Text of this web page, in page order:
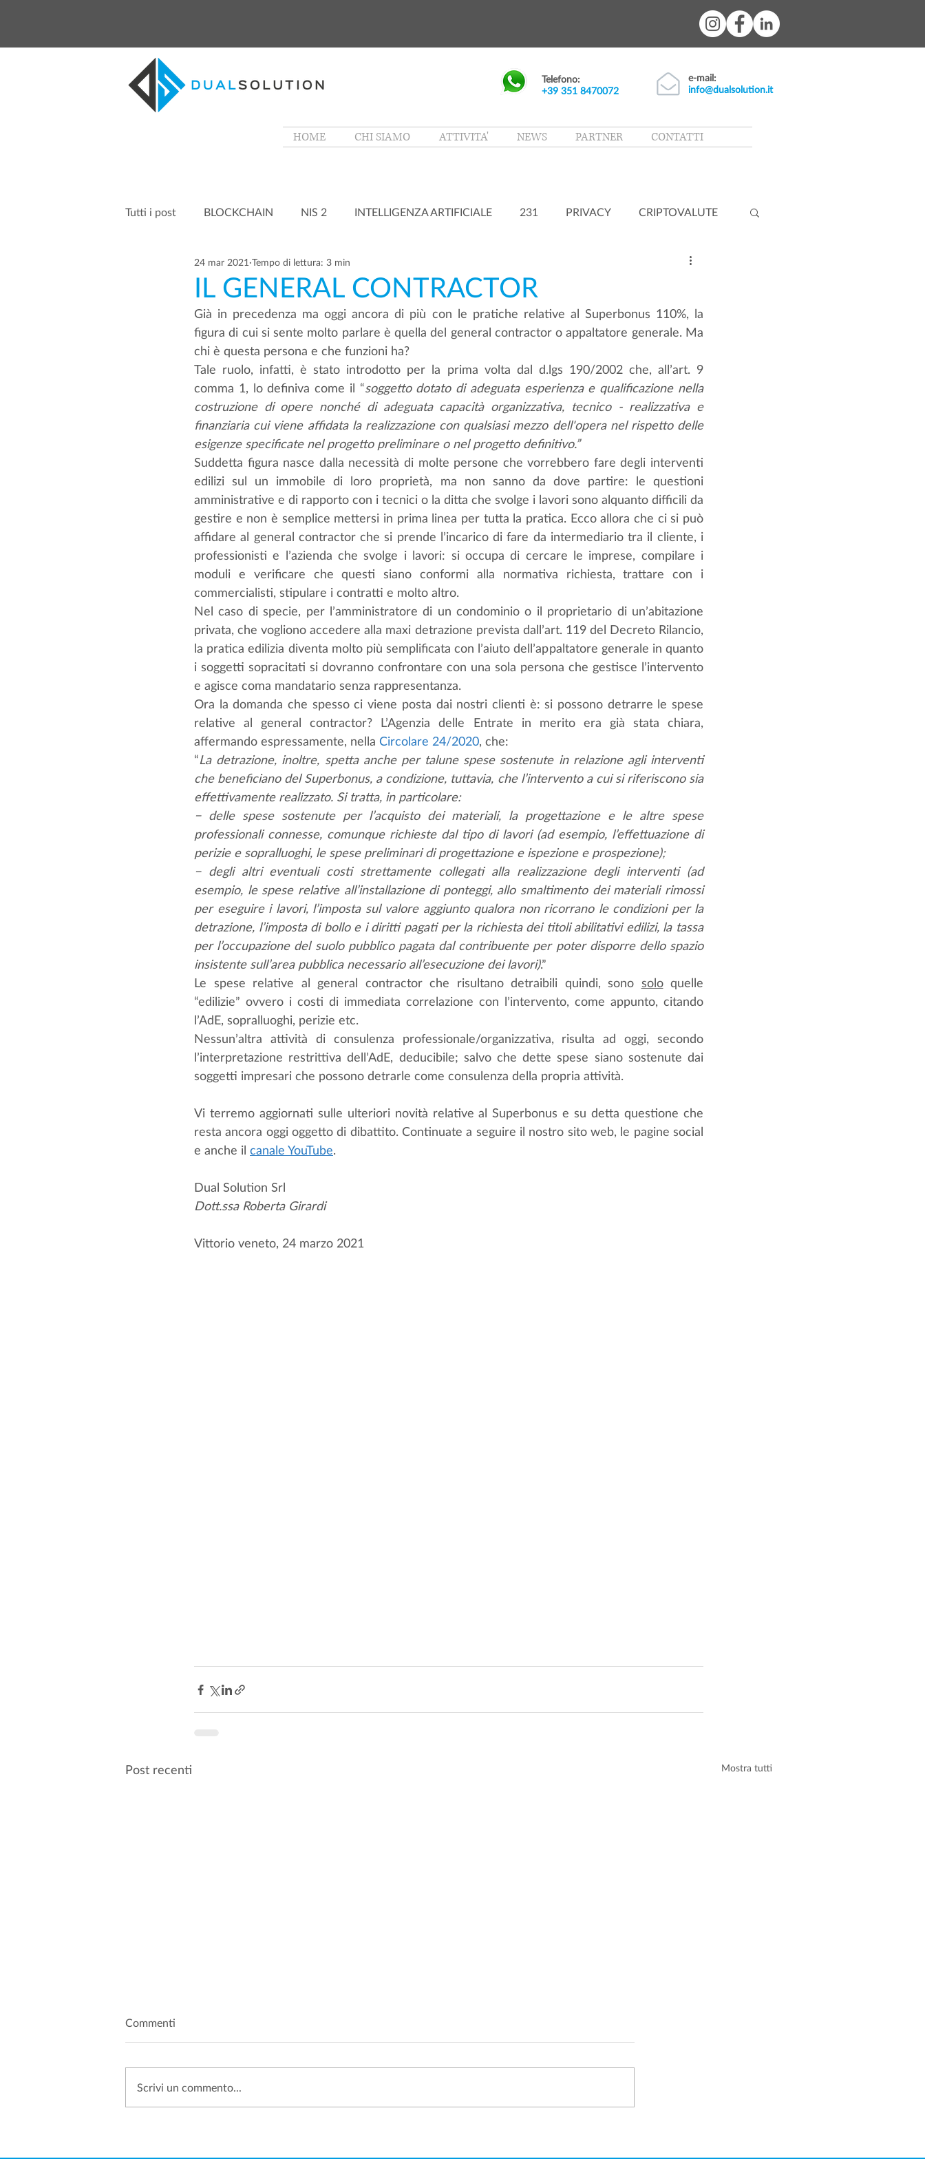
Telefono:
+39 351 8470072
e-mail:
info@dualsolution.it
HOME CHI SIAMO ATTIVITA' NEWS PARTNER CONTATTI
Tutti i post BLOCKCHAIN NIS 2 INTELLIGENZA ARTIFICIALE 231 PRIVACY CRIPTOVALUTE
IL GENERAL CONTRACTOR
24 mar 2021 Tempo di lettura: 3 min
Già in precedenza ma oggi ancora di più con le pratiche relative al Superbonus 110%, la
figura di cui si sente molto parlare è quella del general contractor o appaltatore generale. Ma
chi è questa persona e che funzioni ha?
Tale ruolo, infatti, è stato introdotto per la prima volta dal d.lgs 190/2002 che, all’art. 9
comma 1, lo definiva come il “soggetto dotato di adeguata esperienza e qualificazione nella
costruzione di opere nonché di adeguata capacità organizzativa, tecnico - realizzativa e
finanziaria cui viene affidata la realizzazione con qualsiasi mezzo dell'opera nel rispetto delle
esigenze specificate nel progetto preliminare o nel progetto definitivo.”
Suddetta figura nasce dalla necessità di molte persone che vorrebbero fare degli interventi
edilizi sul un immobile di loro proprietà, ma non sanno da dove partire: le questioni
amministrative e di rapporto con i tecnici o la ditta che svolge i lavori sono alquanto difficili da
gestire e non è semplice mettersi in prima linea per tutta la pratica. Ecco allora che ci si può
affidare al general contractor che si prende l’incarico di fare da intermediario tra il cliente, i
professionisti e l’azienda che svolge i lavori: si occupa di cercare le imprese, compilare i
moduli e verificare che questi siano conformi alla normativa richiesta, trattare con i
commercialisti, stipulare i contratti e molto altro.
Nel caso di specie, per l’amministratore di un condominio o il proprietario di un’abitazione
privata, che vogliono accedere alla maxi detrazione prevista dall’art. 119 del Decreto Rilancio,
la pratica edilizia diventa molto più semplificata con l’aiuto dell’appaltatore generale in quanto
i soggetti sopracitati si dovranno confrontare con una sola persona che gestisce l’intervento
e agisce coma mandatario senza rappresentanza.
Ora la domanda che spesso ci viene posta dai nostri clienti è: si possono detrarre le spese
relative al general contractor? L’Agenzia delle Entrate in merito era già stata chiara,
affermando espressamente, nella Circolare 24/2020, che:
“La detrazione, inoltre, spetta anche per talune spese sostenute in relazione agli interventi
che beneficiano del Superbonus, a condizione, tuttavia, che l’intervento a cui si riferiscono sia
effettivamente realizzato. Si tratta, in particolare:
− delle spese sostenute per l’acquisto dei materiali, la progettazione e le altre spese
professionali connesse, comunque richieste dal tipo di lavori (ad esempio, l’effettuazione di
perizie e sopralluoghi, le spese preliminari di progettazione e ispezione e prospezione);
− degli altri eventuali costi strettamente collegati alla realizzazione degli interventi (ad
esempio, le spese relative all’installazione di ponteggi, allo smaltimento dei materiali rimossi
per eseguire i lavori, l’imposta sul valore aggiunto qualora non ricorrano le condizioni per la
detrazione, l’imposta di bollo e i diritti pagati per la richiesta dei titoli abilitativi edilizi, la tassa
per l’occupazione del suolo pubblico pagata dal contribuente per poter disporre dello spazio
insistente sull’area pubblica necessario all’esecuzione dei lavori).”
Le spese relative al general contractor che risultano detraibili quindi, sono solo quelle
“edilizie” ovvero i costi di immediata correlazione con l’intervento, come appunto, citando
l’AdE, sopralluoghi, perizie etc.
Nessun’altra attività di consulenza professionale/organizzativa, risulta ad oggi, secondo
l’interpretazione restrittiva dell’AdE, deducibile; salvo che dette spese siano sostenute dai
soggetti impresari che possono detrarle come consulenza della propria attività.
Vi terremo aggiornati sulle ulteriori novità relative al Superbonus e su detta questione che
resta ancora oggi oggetto di dibattito. Continuate a seguire il nostro sito web, le pagine social
e anche il canale YouTube.
Dual Solution Srl
Dott.ssa Roberta Girardi
Vittorio veneto, 24 marzo 2021
Post recenti Mostra tutti
Commenti
Scrivi un commento...